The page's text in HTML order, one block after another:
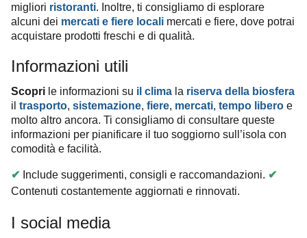
migliori ristoranti. Inoltre, ti consigliamo di esplorare
alcuni dei mercati e fiere locali mercati e fiere, dove potrai
acquistare prodotti freschi e di qualità.
Informazioni utili
Scopri le informazioni su il clima la riserva della biosfera
il trasporto, sistemazione, fiere, mercati, tempo libero e
molto altro ancora. Ti consigliamo di consultare queste
informazioni per pianificare il tuo soggiorno sull’isola con
comodità e facilità.
✔ Include suggerimenti, consigli e raccomandazioni. ✔
Contenuti costantemente aggiornati e rinnovati.
I social media